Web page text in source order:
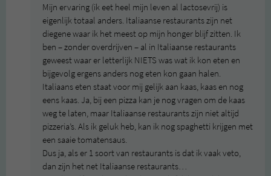
Mijn ervaring (ik eet heel mijn leven al lactosevrij) is
eigenlijk totaal anders. Italiaanse restaurants zijn net
diegene waar ik het meest op mijn honger blijf zitten. Ik
ben – zonder overdrijven – al in Italiaanse restaurants
geweest waar er letterlijk NIETS was wat ik kon eten en
bijgevolg ergens anders nog eten kon gaan halen.
Italiaans eten staat voor mij gelijk aan kaas, kaas en nog
eens kaas. Ja, bij een pizza kan je nog vragen om de kaas
weg te laten, maar Italiaanse restaurants zijn niet altijd
pizzeria’s. Als ik geluk heb, kan ik nog spaghetti krijgen met
een saaie tomatensaus.
Dus ja, als er 1 soort van restaurants is dat ik vaak veto,
dan zijn het net Italiaanse restaurants…